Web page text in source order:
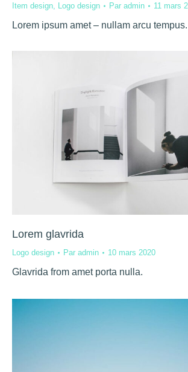
Item design Logo design Par admin 11 mars
Lorem ipsum amet – nullam arcu tempus.
Lorem glavrida
Logo design Par admin 10 mars 2020
Glavrida from amet porta nulla.